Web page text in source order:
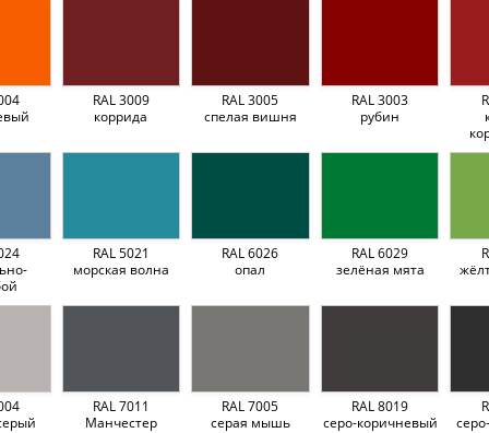
RAL 3009
коррида
RAL 3005
спелая вишня
RAL 3003
рубин
RAL 5021
морская волна
RAL 6026
опал
RAL 6029
зелёная мята
RAL 7011
Манчестер
RAL 7005
серая мышь
RAL 8019
серо-коричневый